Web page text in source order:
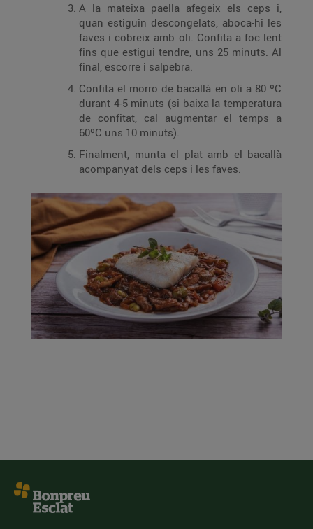
A la mateixa paella afegeix els ceps i,
quan estiguin descongelats, aboca-hi les
faves i cobreix amb oli. Confita a foc lent
fins que estigui tendre, uns 25 minuts. Al
final, escorre i salpebra.
Confita el morro de bacallà en oli a 80 ºC
durant 4-5 minuts (si baixa la temperatura
de confitat, cal augmentar el temps a
60ºC uns 10 minuts).
Finalment, munta el plat amb el bacallà
acompanyat dels ceps i les faves.